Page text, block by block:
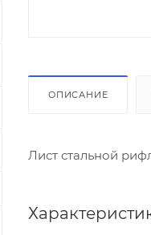
ОПИСАНИЕ
Лист стальной